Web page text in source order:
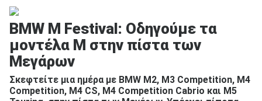
BMW M Festival: Οδηγούμε τα
μοντέλα M στην πίστα των
Μεγάρων
Σκεφτείτε μια ημέρα με BMW M2, M3 Competition, M4
Competition, M4 CS, M4 Competition Cabrio και M5